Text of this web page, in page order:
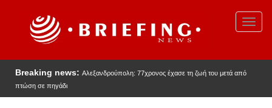
Breaking news: Αλεξανδρούπολη: 77χρονος έχασε τη ζωή του μετά από
πτώση σε πηγάδι